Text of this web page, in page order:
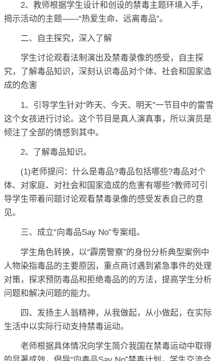
2、教师根据学生设计和创设的禁毒主题环境入手，
揭示活动的主题——“热爱生命、远离毒品”。
二、自主探究，深入了解
学生讨论观看法制演出及禁毒录像的感受，自主探
究，了解毒品知识，深刻认识毒品对个体、社会和国家造
成的危害
1、引导学生针对“昨天、今天、明天”一节目中的雷雪
这个女孩进行讨论。这个节目是真人演真事，所以演员是
倾注了全部的情感到其中。
2、了解毒品知识。
(1)老师提问：什么是毒品?毒品包括哪些?毒品对个
体、对家庭、对社会和国家造成的危害有哪些?教师可引
导学生带着问题讨论观看禁毒录像的感受发表自己的意
见。
三、成立“向毒品Say No”专案组。
学生角色转换，以“霹雳警察”的身份分析典型案例中
人物染指毒品的主要原因，重点商讨遇到紧急事件的处理
对策，探求预防毒品和拒绝毒品的的方法，提高学生分析
问题和解决问题的能力。
四、发扬主人翁精神，从我做起，从小做起，在实际
生活中以实际行动支持禁毒运动。
老师根据具体情况向学生简介我国在禁毒运动中取得